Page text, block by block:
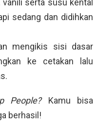
serta susu kental
sedang dan didihkan
mengikis sisi dasar
ke cetakan lalu
People? Kamu bisa
berhasil!